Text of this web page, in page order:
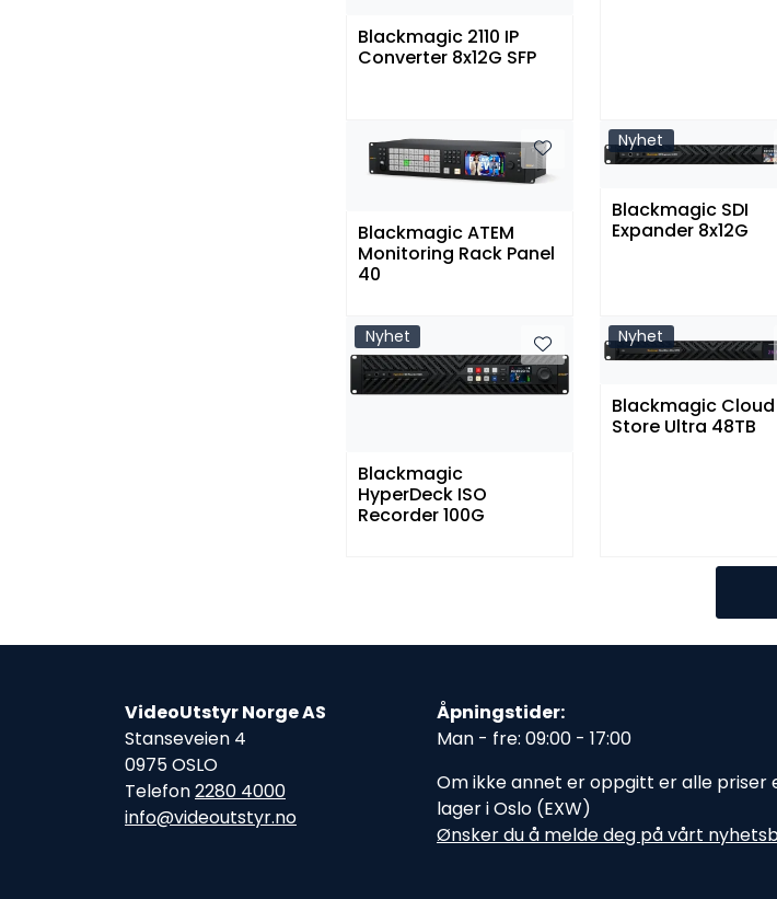
Blackmagic 2110 IP
Converter 8x12G SFP
Blackmagic ATEM
Monitoring Rack Panel
40
Nyhet
Blackmagic SDI
Expander 8x12G
Nyhet
Blackmagic
HyperDeck ISO
Recorder 100G
Nyhet
Blackmagic Cloud
Store Ultra 48TB
VideoUtstyr Norge AS
Stanseveien 4
0975 OSLO
Telefon2280 4000
info@videoutstyr.no
Åpningstider:
Man - fre: 09:00 - 17:00
Om ikke annet er oppgitt er alle
lager i Oslo (EXW)
Ønsker du å melde deg på vårt